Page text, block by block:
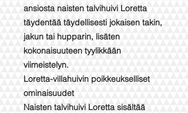
ansiosta naisten talvihuivi Loretta
täydentää täydellisesti jokaisen takin,
jakun tai hupparin, lisäten
kokonaisuuteen tyylikkään
viimeistelyn.
Loretta-villahuivin poikkeukselliset
ominaisuudet
Naisten talvihuivi Loretta sisältää